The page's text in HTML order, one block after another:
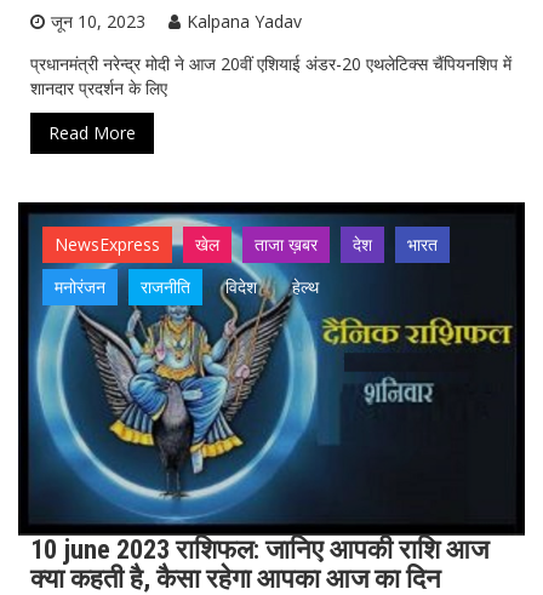
जून 10, 2023
Kalpana Yadav
प्रधानमंत्री नरेन्द्र मोदी ने आज 20वीं एशियाई अंडर-20 एथलेटिक्स चैंपियनशिप में
शानदार प्रदर्शन के लिए
Read More
NewsExpress खेल ताजा ख़बर देश
भारत
मनोरंजन
राजनीति विदेश हेल्थ
10 june 2023 राशिफल: जानिए आपकी राशि आज
क्या कहती है, कैसा रहेगा आपका आज का दिन